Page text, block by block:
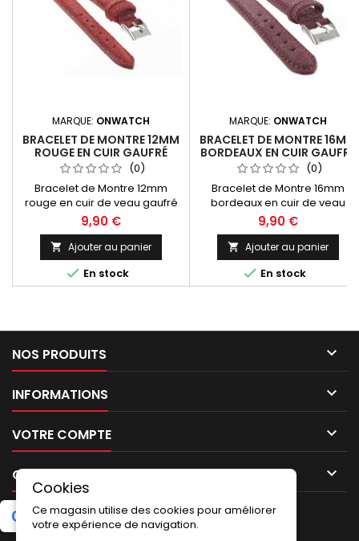
MARQUE: ONWATCH
BRACELET DE MONTRE 12MM
ROUGE EN CUIR GAUFRÉ
GRACY PAILLETÉ ARTISANAL
(0)
Bracelet de Montre 12mm
rouge en cuir de veau gaufré
fantaisie pailleté Gracy.
Fabrication Artisanale
Européenne, Made In Spain
9,90 €
 Ajouter au panier
 En stock
MARQUE: ONWATCH
BRACELET DE MONTRE 16MM
BORDEAUX EN CUIR GAUFRÉ
GRACY PAILLETÉ ARTISANAL
(0)
Bracelet de Montre 16mm
bordeaux en cuir de veau
gaufré fantaisie pailleté Gracy.
Fabrication Artisanale
Européenne, Made In Spain
9,90 €
 Ajouter au panier
 En stock
NOS PRODUITS 
INFORMATIONS 
VOTRE COMPTE 
CONTACT 
Cookies
Ce magasin utilise des cookies pour améliorer
votre expérience de navigation.
G oogle5.0★ ★★★★Laissez un avis(2 avis)